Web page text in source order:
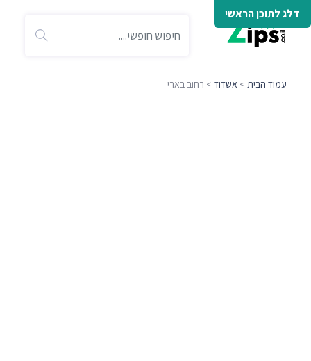
דלג לתוכן הראשי
עמוד הבית > אשדוד > רחוב בארי